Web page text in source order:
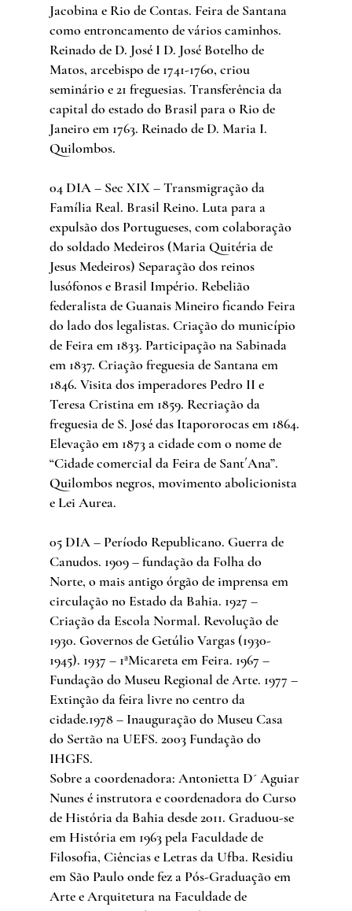
Jacobina e Rio de Contas. Feira de Santana
como entroncamento de vários caminhos.
Reinado de D. José I D. José Botelho de
Matos, arcebispo de 1741-1760, criou
seminário e 21 freguesias. Transferência da
capital do estado do Brasil para o Rio de
Janeiro em 1763. Reinado de D. Maria I.
Quilombos.
04 DIA – Sec XIX – Transmigração da
Família Real. Brasil Reino. Luta para a
expulsão dos Portugueses, com colaboração
do soldado Medeiros (Maria Quitéria de
Jesus Medeiros) Separação dos reinos
lusófonos e Brasil Império. Rebelião
federalista de Guanais Mineiro ficando Feira
do lado dos legalistas. Criação do município
de Feira em 1833. Participação na Sabinada
em 1837. Criação freguesia de Santana em
1846. Visita dos imperadores Pedro II e
Teresa Cristina em 1859. Recriação da
freguesia de S. José das Itapororocas em 1864.
Elevação em 1873 a cidade com o nome de
“Cidade comercial da Feira de Sant´Ana”.
Quilombos negros, movimento abolicionista
e Lei Aurea.
05 DIA – Período Republicano. Guerra de
Canudos. 1909 – fundação da Folha do
Norte, o mais antigo órgão de imprensa em
circulação no Estado da Bahia. 1927 –
Criação da Escola Normal. Revolução de
1930. Governos de Getúlio Vargas (1930-
1945). 1937 – 1ªMicareta em Feira. 1967 –
Fundação do Museu Regional de Arte. 1977 –
Extinção da feira livre no centro da
cidade.1978 – Inauguração do Museu Casa
do Sertão na UEFS. 2003 Fundação do
IHGFS.
Sobre a coordenadora: Antonietta D´ Aguiar
Nunes é instrutora e coordenadora do Curso
de História da Bahia desde 2011. Graduou-se
em História em 1963 pela Faculdade de
Filosofia, Ciências e Letras da Ufba. Residiu
em São Paulo onde fez a Pós-Graduação em
Arte e Arquitetura na Faculdade de